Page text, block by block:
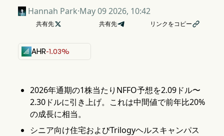
Hannah Park·May 09 2026, 10:42
共有先 共有先 リンクをコピー
AHR-1.03%
2026年通期の1株当たりNFFO予想を2.09ドル〜
2.30ドルに引き上げ。これは中間値で前年比20%
の成長に相当。
シニア向け住宅およびTrilogyヘルスキャンパス